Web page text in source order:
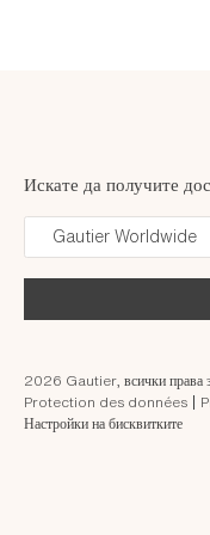
Искате да получите
Gautier Worldwide
2026 Gautier, всички права
Protection des données
Настройки на бисквитките